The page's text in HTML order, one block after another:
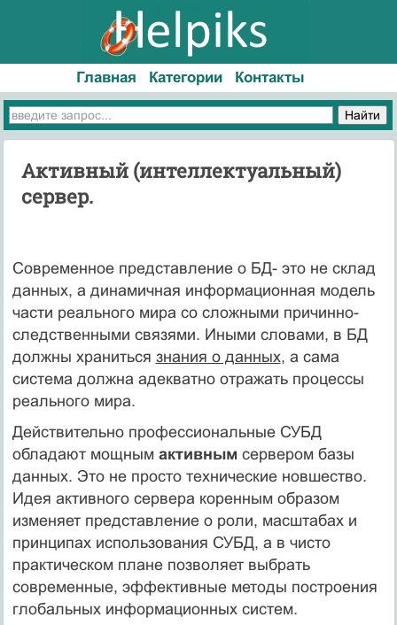
Главная Категории Контакты
Активный (интеллектуальный)
сервер.
Современное представление о БД- это не склад
данных, а динамичная информационная модель
части реального мира со сложными причинно-
следственными связями. Иными словами, в БД
должны храниться знания о данных, а сама
система должна адекватно отражать процессы
реального мира.
Действительно профессиональные СУБД
обладают мощным активнымсервером базы
данных. Это не просто технические новшество.
Идея активного сервера коренным образом
изменяет представление о роли, масштабах и
принципах использования СУБД, а в чисто
практическом плане позволяет выбрать
современные, эффективные методы построения
глобальных информационных систем.